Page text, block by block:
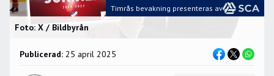
Foto: X / Bildbyrån
Timrås bevakning presenteras av
Publicerad: 25 april 2025